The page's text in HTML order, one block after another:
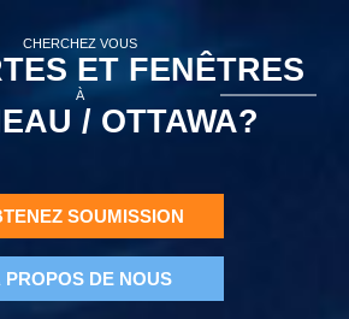
CHERCHEZ VOUS
ET FENÊTRES
À
/ OTTAWA?
SOUMISSION
PROPOS DE NOUS